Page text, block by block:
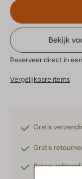
Bekijk
Reserveer direct in
Vergelijkbare items
Gratis
Gratis
Betaal achteraf